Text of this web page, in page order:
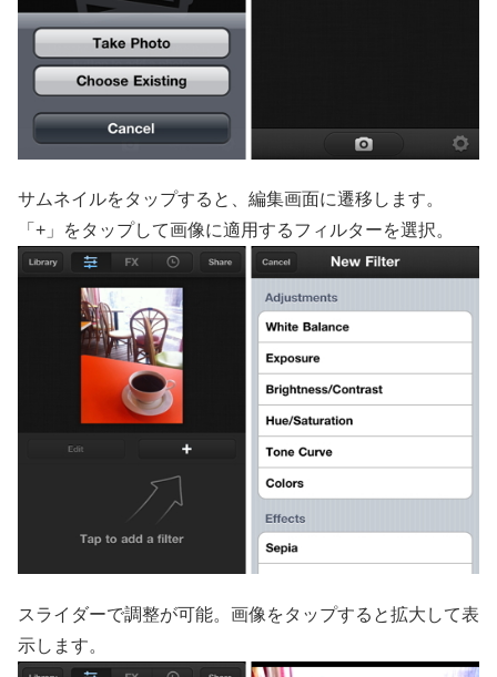
サムネイルをタップすると、編集画面に遷移します。
「+」をタップして画像に適用するフィルターを選択。
スライダーで調整が可能。画像をタップすると拡大して表
示します。